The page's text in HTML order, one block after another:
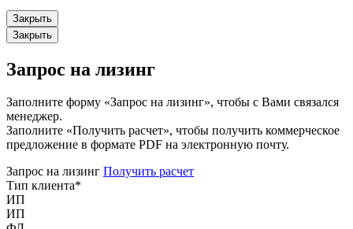
Закрыть
Закрыть
Запрос на лизинг
Заполните форму «Запрос на лизинг», чтобы с Вами связался
менеджер.
Заполните «Получить расчет», чтобы получить коммерческое
предложение в формате PDF на электронную почту.
Запрос на лизинг Получить расчет
Тип клиента*
ИП
ИП